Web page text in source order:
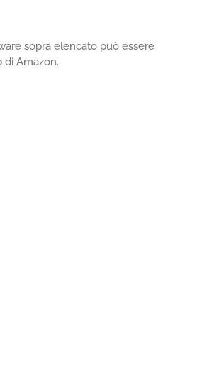
sopra elencato può essere
di Amazon.